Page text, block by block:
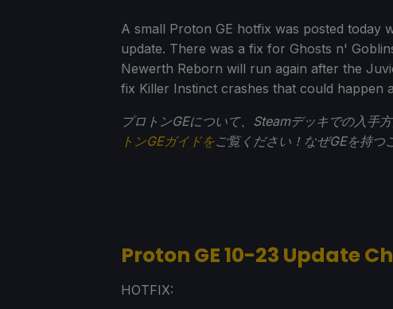
A small Proton GE hotfix was posted today
update. There was a fix for Ghosts n'
Newerth Reborn will run again after the
fix Killer Instinct crashes that could happen
プロトンGEについて、Steamデッキでの入手
トンGEガイドをご覧ください！なぜGEを持つ
Proton GE 10-23 Update
HOTFIX: